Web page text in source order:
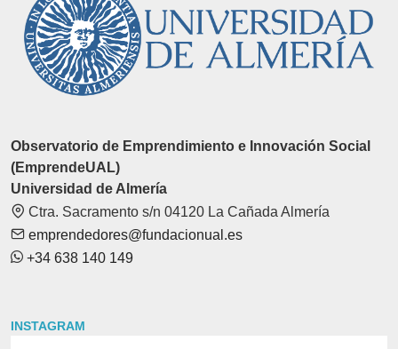
Observatorio de Emprendimiento e Innovación Social
(EmprendeUAL)
Universidad de Almería
Ctra. Sacramento s/n 04120 La Cañada Almería
emprendedores@fundacionual.es
+34 638 140 149
INSTAGRAM